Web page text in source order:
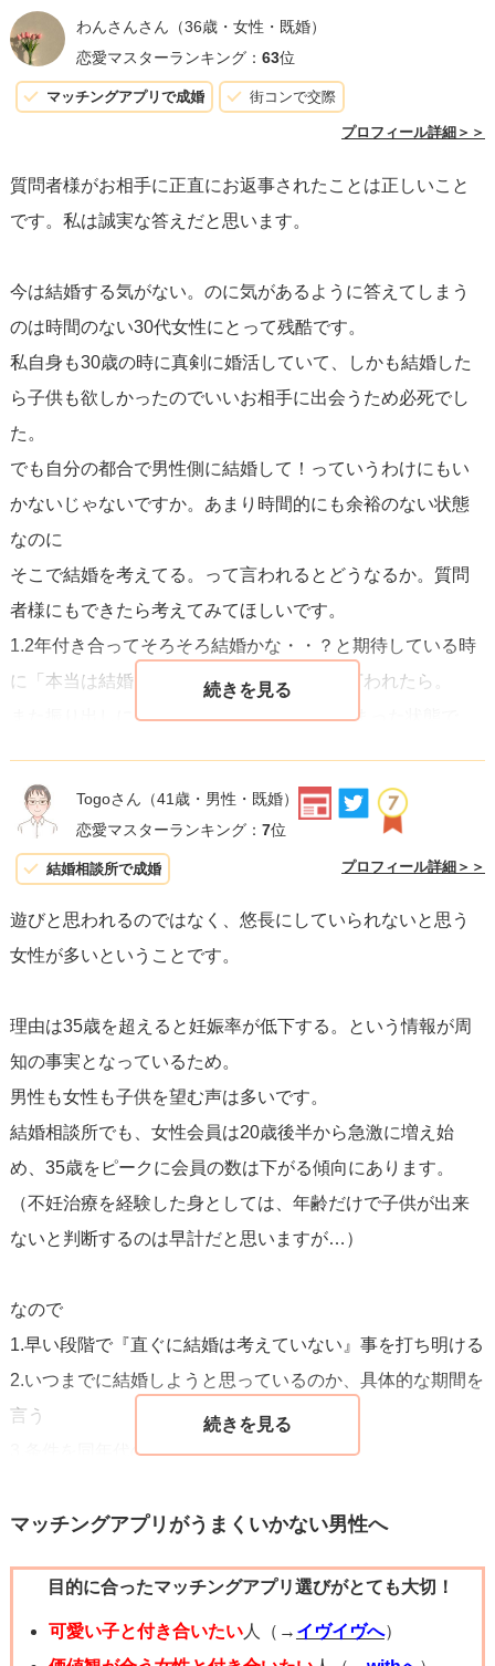
婚も視野に入れたいと思う年上女性が現れたら、
嘘はつかず、
お互いのことをよく知った上で結婚は考えたいと思ってい
見てください。
焦り、不安、不安、不安、、、いろんなことを考えてしま
います。
なのでその不安を少しでも軽くしてあげられるような言葉
を女性へ言ってみましょう。
わんさんさん （36歳・女性・既婚）
恋愛マスターランキング： 63位
マッチングアプリで成婚 街コンで交際
プロフィール詳細＞＞
質問者様がお相手に正直にお返事されたことは正しいこと
です。私は誠実な答えだと思います。
今は結婚する気がない。のに気があるように答えてしまう
のは時間のない30代女性にとって残酷です。
私自身も30歳の時に真剣に婚活していて、しかも結婚した
ら子供も欲しかったのでいいお相手に出会うため必死でし
た。
でも自分の都合で男性側に結婚して！っていうわけにもい
かないじゃないですか。あまり時間的にも余裕のない状態
なのに
そこで結婚を考えてる。って言われるとどうなるか。質問
者様にもできたら考えてみてほしいです。
1.2年付き合ってそろそろ結婚かな・・？と期待している時
に「本当は結婚は考えていなかった」とか言われたら。
また振り出しに戻る。しかも1.2年すぎてしまった状態で
でも世の中にはそういう話があったりします。
結婚しなくても。自分の好きなことをして楽しく過ごそ
じます。
質問者様は今のまま誠実であって欲しいと願います。質問
すが
結果的にその方のためになっているので正しいです！
どうか嘘だけはつかないで下さい。
Togoさん （41歳・男性・既婚）
恋愛マスターランキング： 7位
結婚相談所で成婚 プロフィール詳細＞＞
遊びと思われるのではなく、悠長にしていられないと思う
女性が多いということです。
理由は35歳を超えると妊娠率が低下する。という情報が周
知の事実となっているため。
男性も女性も子供を望む声は多いです。
結婚相談所でも、女性会員は20歳後半から急激に増え始
め、35歳をピークに会員の数は下がる傾向にあります。
（不妊治療を経験した身としては、年齢だけで子供が出来
ないと判断するのは早計だと思いますが…）
なので
1.早い段階で『直ぐに結婚は考えていない』事を打ち明ける
2.いつまでに結婚しようと思っているのか、具体的な期間を
言う
3.条件を同年代の女性まで広げる
嘘でも結婚するつもりがあると伝えるのは悪手です。おす
1.早い段階で『直ぐに結婚は考えていない』事を打ち明ける
マッチングアプリがうまくいかない男性へ
目的に合ったマッチングアプリ選びがとても大切！
可愛い子と付き合いたい人（→ イヴイヴへ）